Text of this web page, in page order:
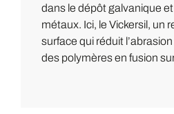
dans le dépôt galvanique
métaux. Ici, le Vickersil, un
surface qui réduit
des polymères en fusion